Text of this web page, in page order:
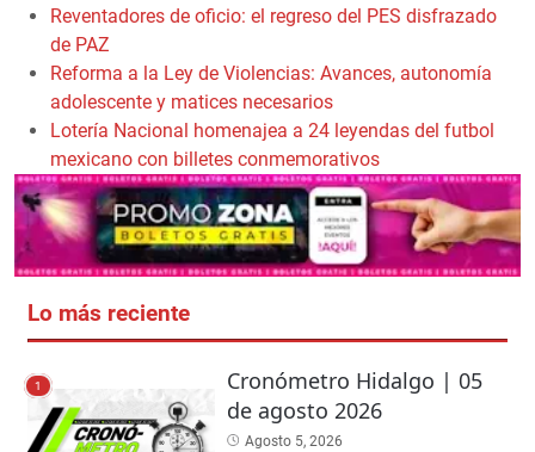
Reventadores de oficio: el regreso del PES disfrazado
de PAZ
Reforma a la Ley de Violencias: Avances, autonomía
adolescente y matices necesarios
Lotería Nacional homenajea a 24 leyendas del futbol
mexicano con billetes conmemorativos
Lo más reciente
1
Cronómetro Hidalgo | 05
de agosto 2026
Agosto 5, 2026